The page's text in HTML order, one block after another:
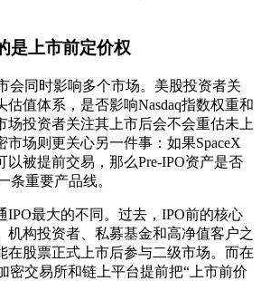
是上市前定价权
会同时影响多个市场。美股投资者关
值体系，是否影响Nasdaq指数权重和
场投资者关注其上市后会不会重估未上
市场则更关心另一件事：如果SpaceX
以被提前交易，那么Pre-IPO资产是否
条重要产品线。
IPO最大的不同。过去，IPO前的核心
机构投资者、私募基金和高净值客户之
在股票正式上市后参与二级市场。而在
密交易所和链上平台提前把“上市前价